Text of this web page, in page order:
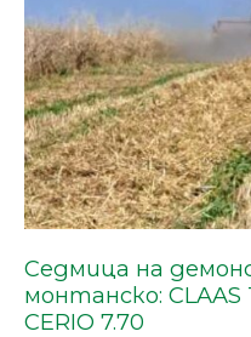
Седмица на
монтанско: CLAAS
CERIO 7.70
TRION
650
и
хедер
CERIO
7.70